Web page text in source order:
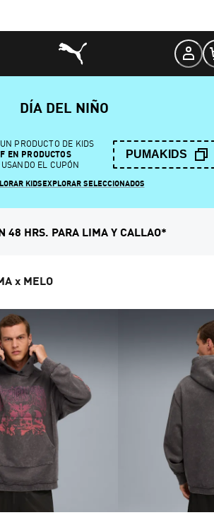
DÍA DEL NIÑO
PRODUCTO DE KIDS
EN PRODUCTOS
EL CUPÓN
PUMAKIDS
KIDSEXPLORAR SELECCIONADOS
48 HRS. PARA LIMA Y CALLAO*
x MELO